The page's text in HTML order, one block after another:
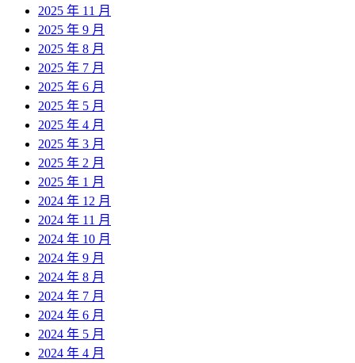
2025 年 11 月
2025 年 9 月
2025 年 8 月
2025 年 7 月
2025 年 6 月
2025 年 5 月
2025 年 4 月
2025 年 3 月
2025 年 2 月
2025 年 1 月
2024 年 12 月
2024 年 11 月
2024 年 10 月
2024 年 9 月
2024 年 8 月
2024 年 7 月
2024 年 6 月
2024 年 5 月
2024 年 4 月